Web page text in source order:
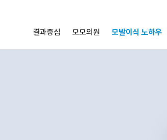
결과중심 모모의원 모발이식 노하우